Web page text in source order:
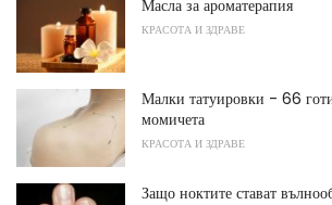
Масла за ароматерапия
КРАСОТА И ЗДРАВЕ
Малки татуировки - 66
момичета
КРАСОТА И ЗДРАВЕ
Защо ноктите стават